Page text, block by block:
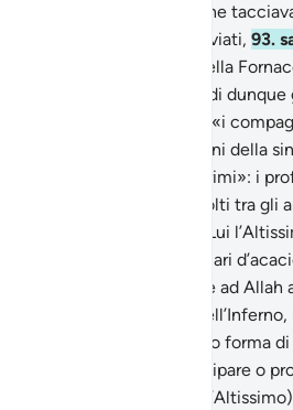
se è stato uno di quelli che
e che si erano traviati, 93.
e precipitato nella
Rendi
tuo Signore, il Supremo! «i
timorati di Allah. «i compagni della
i colpevoli. «i primi»: i
i ravvicinati. «molti tra gli
ad Allah (gloria a Lui
musulmani. Oppure «filari
lo shirk, l’associare ad
Zaqqum»: albero
e disgustosi hanno forma
Nessuno potrà anticipare o
di Allah (gloria a Lui